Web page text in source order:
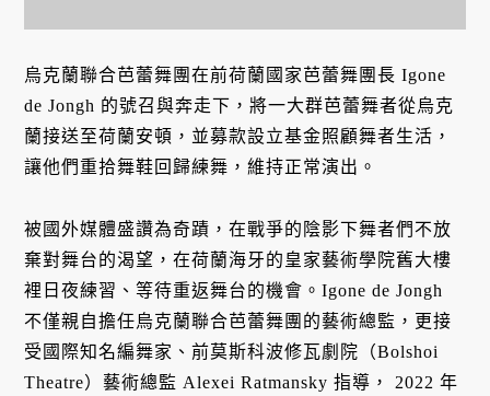
烏克蘭聯合芭蕾舞團在前荷蘭國家芭蕾舞團長 Igone
de Jongh 的號召與奔走下，將一大群芭蕾舞者從烏克
蘭接送至荷蘭安頓，並募款設立基金照顧舞者生活，
讓他們重拾舞鞋回歸練舞，維持正常演出。
被國外媒體盛讚為奇蹟，在戰爭的陰影下舞者們不放
棄對舞台的渴望，在荷蘭海牙的皇家藝術學院舊大樓
裡日夜練習、等待重返舞台的機會。Igone de Jongh
不僅親自擔任烏克蘭聯合芭蕾舞團的藝術總監，更接
受國際知名編舞家、前莫斯科波修瓦劇院（Bolshoi
Theatre）藝術總監 Alexei Ratmansky 指導， 2022 年